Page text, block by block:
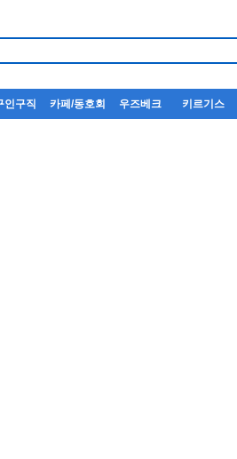
인구직 카페/동호회 우즈베크 키르기스